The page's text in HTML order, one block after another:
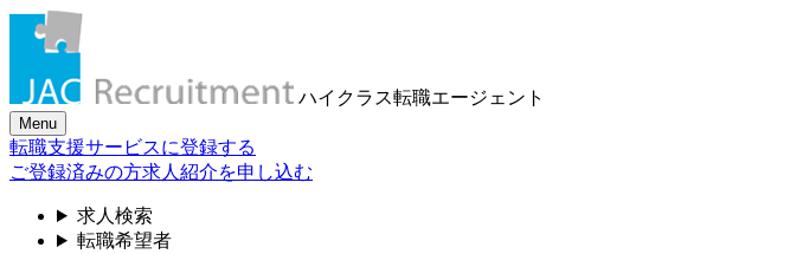
ハイクラス転職エージェント
Menu
転職支援サービスに登録する
ご登録済みの方求人紹介を申し込む
求人検索
転職希望者